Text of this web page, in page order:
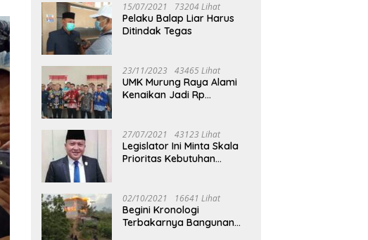
15/07/2021 73204 Lihat
Pelaku Balap Liar Harus
Ditindak Tegas
23/11/2023 43465 Lihat
UMK Murung Raya Alami
Kenaikan Jadi Rp
27/07/2021 43123 Lihat
Legislator Ini Minta Skala
Prioritas Kebutuhan
02/10/2021 16641 Lihat
Begini Kronologi
Terbakarnya Bangunan